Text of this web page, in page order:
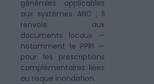
générales applicables
aux systèmes ANC ; il
renvoie aux
documents locaux —
notamment le PPRI —
pour les prescriptions
complémentaires liées
au risque inondation.